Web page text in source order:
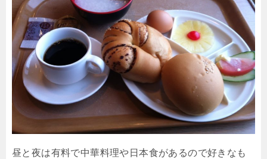
昼と夜は有料で中華料理や日本食があるので好きなも